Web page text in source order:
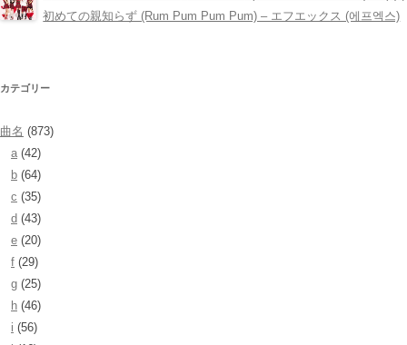
初めての親知らず (Rum Pum Pum Pum) – エフエックス (에프엑스)
カテゴリー
曲名 (873)
a (42)
b (64)
c (35)
d (43)
e (20)
f (29)
g (25)
h (46)
i (56)